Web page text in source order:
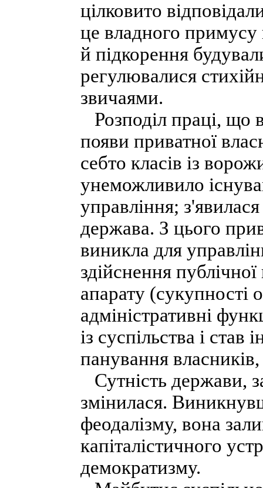
цілковито
це владного примусу
й підкорення
регулювалися
звичаями.
Розподіл праці, що
появи приватної
себто класів із
унеможливило
управління;
держава. З цього
виникла для
здійснення
апарату (сукупності
адміністративні
із суспільства і
панування
Сутність держави,
змінилася.
феодалізму, вона
капіталістичного
демократизму.